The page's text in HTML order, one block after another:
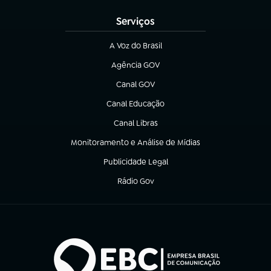
Serviços
A Voz do Brasil
(abre em nova aba)
Agência GOV
(abre em nova aba)
Canal GOV
(abre em nova aba)
Canal Educação
(abre em nova aba)
Canal Libras
(abre em nova aba)
Monitoramento e Análise de Mídias
(abre em nova aba)
Publicidade Legal
(abre em nova aba)
Rádio Gov
(abre em nova aba)